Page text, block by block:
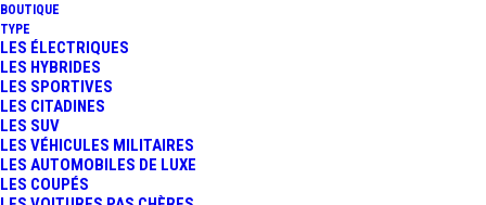
BOUTIQUE
TYPE
LES ÉLECTRIQUES
LES HYBRIDES
LES SPORTIVES
LES CITADINES
LES SUV
LES VÉHICULES MILITAIRES
LES AUTOMOBILES DE LUXE
LES COUPÉS
F1 : ASTON MARTIN
PRÉSENTE LA LIVRÉE
DE L’AMR26,
MONOPLACE CONÇUE